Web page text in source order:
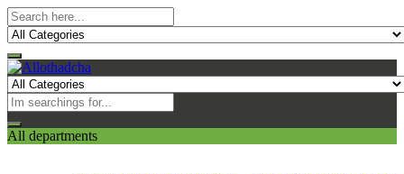
All departments